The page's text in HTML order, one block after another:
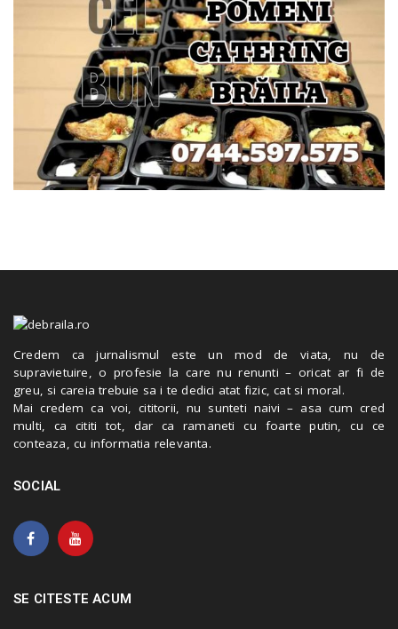
Credem ca jurnalismul este un mod de viata, nu de
supravietuire, o profesie la care nu renunti – oricat ar fi de
greu, si careia trebuie sa i te dedici atat fizic, cat si moral.
Mai credem ca voi, cititorii, nu sunteti naivi – asa cum cred
multi, ca cititi tot, dar ca ramaneti cu foarte putin, cu ce
conteaza, cu informatia relevanta.
SOCIAL
SE CITESTE ACUM